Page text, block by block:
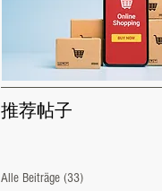
推荐帖子
Alle Beiträge (33)